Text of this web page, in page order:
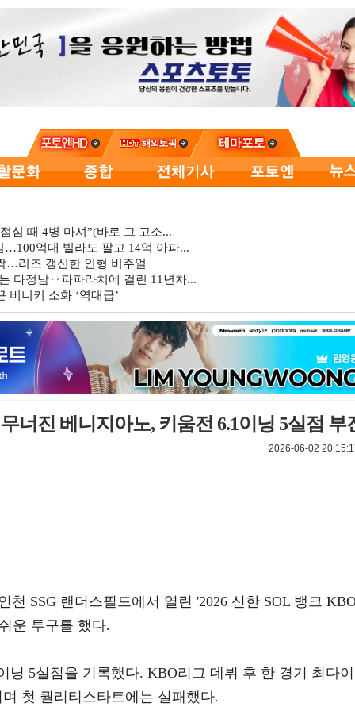
심 때 4병 마셔”(바로 그 고소...
억대 빌라도 팔고 14억 아파...
…리즈 갱신한 인형 비주얼
다정남‥파파라치에 걸린 11년차...
비니키 소화 ‘역대급’
너진 베니지아노, 키움전 6.1이닝 5실점 부
2026-06-02
천 SSG 랜더스필드에서 열린 '2026 신한 SOL 뱅크
운 투구를 했다.
닝 5실점을 기록했다. KBO리그 데뷔 후 한 경기 최다이
첫 퀄리티스타트에는 실패했다.